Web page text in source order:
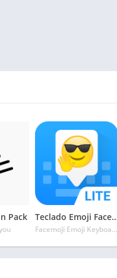
Pack Teclado Emoji Facemoji
Facemoji Emoji Keyboard & Keyboard Theme